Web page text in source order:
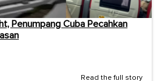
Penumpang Cuba Pecahkan
Read the full story